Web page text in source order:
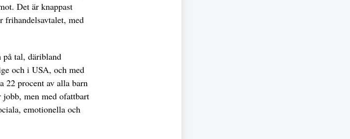
Det är knappast
frihandelsavtalet, med
på tal, däribland
och i USA, och med
22 procent av alla barn
men med ofattbart
emotionella och